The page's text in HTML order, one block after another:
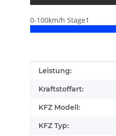
0-100km/h Stage1
Produkteigenschaft
Wert
Leistung:
Kraftstoffart:
KFZ Modell:
KFZ Typ: